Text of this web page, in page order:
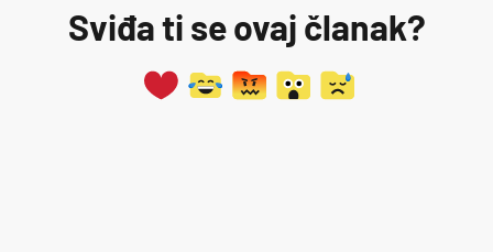
Sviđa ti se ovaj članak?